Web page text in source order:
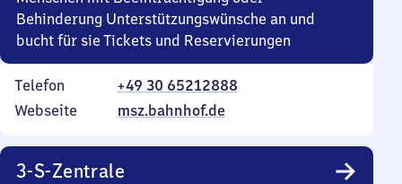
Behinderung Unterstützungswünsche an und
bucht für sie Tickets und Reservierungen
Telefon
+49 30 65212888
Webseite
msz.bahnhof.de
3-S-Zentrale